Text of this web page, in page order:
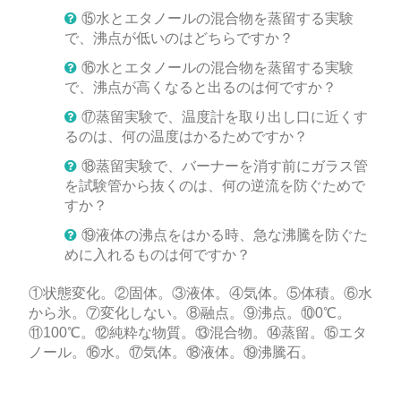
⑮水とエタノールの混合物を蒸留する実験
で、沸点が低いのはどちらですか？
⑯水とエタノールの混合物を蒸留する実験
で、沸点が高くなると出るのは何ですか？
⑰蒸留実験で、温度計を取り出し口に近くす
るのは、何の温度はかるためですか？
⑱蒸留実験で、バーナーを消す前にガラス管
を試験管から抜くのは、何の逆流を防ぐためで
すか？
⑲液体の沸点をはかる時、急な沸騰を防ぐた
めに入れるものは何ですか？
①状態変化。②固体。③液体。④気体。⑤体積。⑥水
から氷。⑦変化しない。⑧融点。⑨沸点。⑩0℃。
⑪100℃。⑫純粋な物質。⑬混合物。⑭蒸留。⑮エタ
ノール。⑯水。⑰気体。⑱液体。⑲沸騰石。